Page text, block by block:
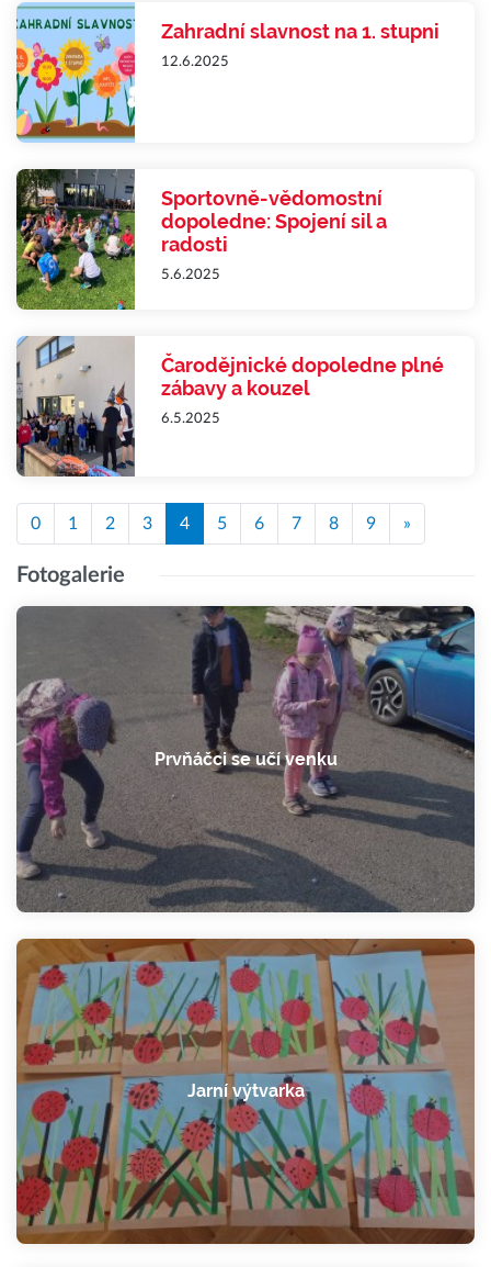
Zahradní slavnost na 1. stupni
12.6.2025
Sportovně-vědomostní
dopoledne: Spojení sil a
radosti
5.6.2025
Čarodějnické dopoledne plné
zábavy a kouzel
6.5.2025
0 1 2 3 4 5 6 7 8 9 »
Fotogalerie
Prvňáčci se učí venku
Jarní výtvarka